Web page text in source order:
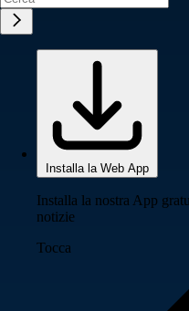
Installa la Web App
Installa la nostra App
notizie
Tocca